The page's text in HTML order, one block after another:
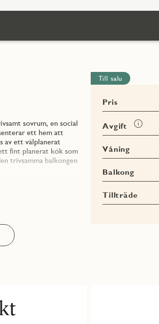
sovrum, en social
ett hem att
av ett välplanerat
fint planerat kök som
trivsamma balkongen
välja
huset, här finns både
miljörum för
Tripleplay och ingår
Till salu
Pris
Avgift
Läs
mer
Våning
Balkong
Tillträde